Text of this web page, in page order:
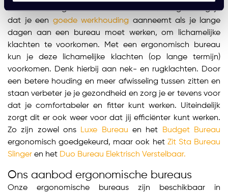
assortiment ergonomische bureaus. Het is erg belangrijk
dat je een goede werkhouding aanneemt als je lange
dagen aan een bureau moet werken, om lichamelijke
klachten te voorkomen. Met een ergonomisch bureau
kun je deze lichamelijke klachten (op lange termijn)
voorkomen. Denk hierbij aan nek- en rugklachten. Door
een betere houding en meer afwisseling tussen zitten en
staan verbeter je je gezondheid en zorg je er tevens voor
dat je comfortabeler en fitter kunt werken. Uiteindelijk
zorgt dit er ook weer voor dat jij efficiënter kunt werken.
Zo zijn zowel ons Luxe Bureau en het Budget Bureau
ergonomisch goedgekeurd, maar ook het Zit Sta Bureau
Slinger en het Duo Bureau Elektrisch Verstelbaar.
Ons aanbod ergonomische bureaus
Onze ergonomische bureaus zijn beschikbaar in